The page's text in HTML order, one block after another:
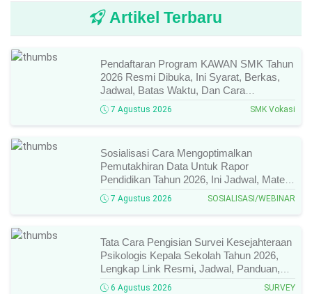
Artikel Terbaru
Pendaftaran Program KAWAN SMK Tahun
2026 Resmi Dibuka, Ini Syarat, Berkas,
Jadwal, Batas Waktu, Dan Cara
Pendaftarannya!
7 Agustus 2026 SMK Vokasi
Sosialisasi Cara Mengoptimalkan
Pemutakhiran Data Untuk Rapor
Pendidikan Tahun 2026, Ini Jadwal, Materi,
Narasumber, Dan Link Mengikutinya!
7 Agustus 2026 SOSIALISASI/WEBINAR
Tata Cara Pengisian Survei Kesejahteraan
Psikologis Kepala Sekolah Tahun 2026,
Lengkap Link Resmi, Jadwal, Panduan,
Dan Hal Yang Wajib Diperhatikan!
6 Agustus 2026 SURVEY